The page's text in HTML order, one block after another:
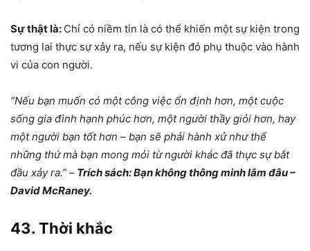
Sự thật là: Chỉ có niềm tin là có thể khiến một sự kiện trong
tương lai thực sự xảy ra, nếu sự kiện đó phụ thuộc vào hành
vi của con người.
“Nếu bạn muốn có một công việc ổn định hơn, một cuộc
sống gia đình hạnh phúc hơn, một người thầy giỏi hơn, hay
một người bạn tốt hơn – bạn sẽ phải hành xử như thể
những thứ mà bạn mong mỏi từ người khác đã thực sự bắt
đầu xảy ra.” – Trích sách: Bạn không thông minh lắm đâu –
David McRaney.
43. Thời khắc